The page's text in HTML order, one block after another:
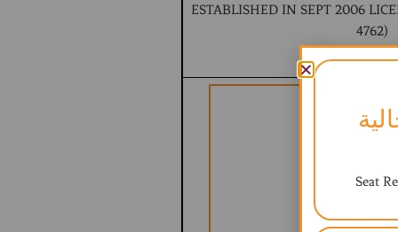
ESTABLISHED IN SEPT 2006
4762)
BRITISH